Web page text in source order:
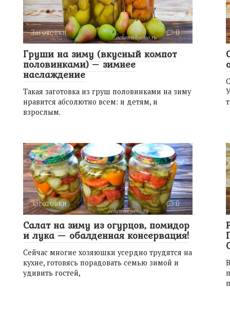
Заготовки 0
Груши на зиму (вкусный компот
половинками) – зимнее
наслаждение
Такая заготовка из груш половинками на зиму
нравится абсолютно всем: и детям, и
взрослым.
Заготовки 0
Салат на зиму из огурцов, помидор
и лука — обалденная консервация!
Сейчас многие хозяюшки усердно трудятся на
кухне, готовясь порадовать семью зимой и
удивить гостей,